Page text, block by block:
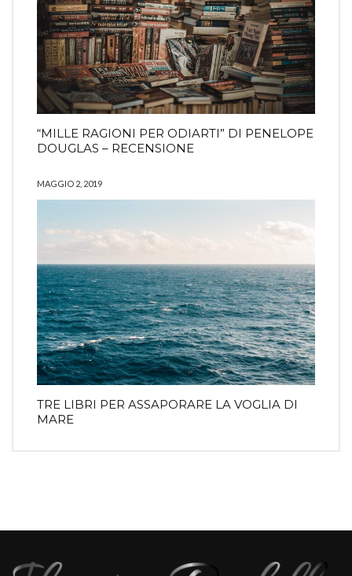
“MILLE RAGIONI PER ODIARTI” DI PENELOPE
DOUGLAS – RECENSIONE
MAGGIO 2, 2019
TRE LIBRI PER ASSAPORARE LA VOGLIA DI
MARE